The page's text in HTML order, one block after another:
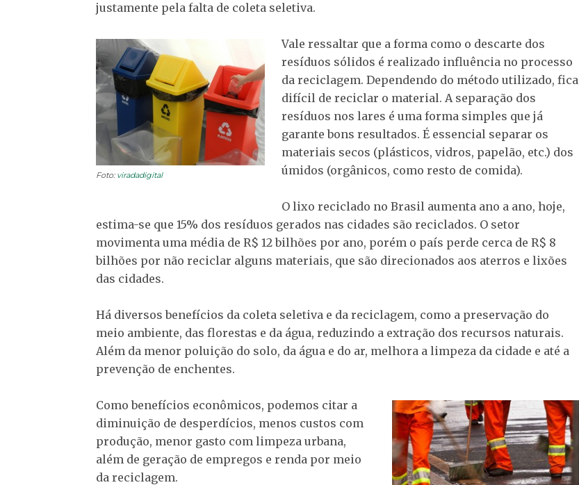
justamente pela falta de coleta seletiva.
Foto: viradadigital
Vale ressaltar que a forma como o descarte dos
resíduos sólidos é realizado influência no processo
da reciclagem. Dependendo do método utilizado, fica
difícil de reciclar o material. A separação dos
resíduos nos lares é uma forma simples que já
garante bons resultados. É essencial separar os
materiais secos (plásticos, vidros, papelão, etc.) dos
úmidos (orgânicos, como resto de comida).
O lixo reciclado no Brasil aumenta ano a ano, hoje,
estima-se que 15% dos resíduos gerados nas cidades são reciclados. O setor
movimenta uma média de R$ 12 bilhões por ano, porém o país perde cerca de R$ 8
bilhões por não reciclar alguns materiais, que são direcionados aos aterros e lixões
das cidades.
Há diversos benefícios da coleta seletiva e da reciclagem, como a preservação do
meio ambiente, das florestas e da água, reduzindo a extração dos recursos naturais.
Além da menor poluição do solo, da água e do ar, melhora a limpeza da cidade e até a
prevenção de enchentes.
Como benefícios econômicos, podemos citar a
diminuição de desperdícios, menos custos com
produção, menor gasto com limpeza urbana,
além de geração de empregos e renda por meio
da reciclagem.